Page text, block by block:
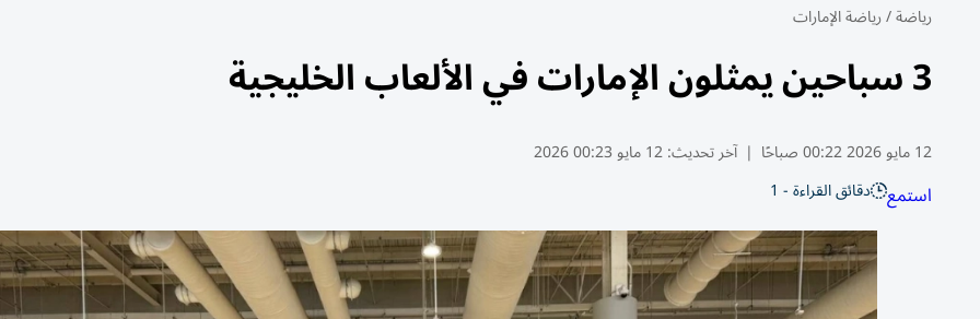
رياضة/رياضة الإمارات
3 سباحين يمثلون الإمارات في الألعاب الخليجية
12 مايو 2026 00:22 صباحًا | آخر تحديث:12 مايو 00:23 2026
استمع دقائق القراءة - 1